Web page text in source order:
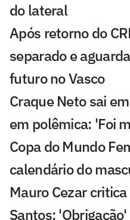
do lateral
Após retorno do
separado e
futuro no Vasco
Craque Neto sai
em polêmica: 'Foi
Copa do Mundo
calendário do
Mauro Cezar
Santos: 'Obrigação'